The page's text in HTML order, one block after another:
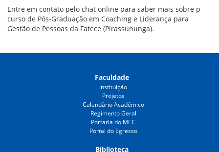
Entre em contato pelo chat online para saber mais sobre p
curso de Pós-Graduação em Coaching e Liderança para
Gestão de Pessoas da Fatece (Pirassununga).
Faculdade
Instituição
Projetos
Calendário Acadêmico
Regimento Geral
Portaria do MEC
Portal do Egresso
Biblioteca